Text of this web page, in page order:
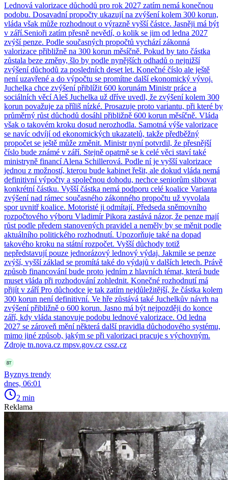
Lednová valorizace důchodů pro rok 2027 zatím nemá konečnou
podobu. Dosavadní propočty ukazují na zvýšení kolem 300 korun,
vláda však může rozhodnout o výrazně vyšší částce. Jasněji má být
v září.Senioři zatím přesně nevědí, o kolik se jim od ledna 2027
zvýší penze. Podle současných propočtů vychází zákonná
valorizace přibližně na 300 korun měsíčně. Pokud by tato částka
zůstala beze změny, šlo by podle nynějších odhadů o nejnižší
zvýšení důchodů za posledních deset let. Konečné číslo ale ještě
není uzavřené a do výpočtu se promítne další ekonomický vývoj.
Juchelka chce zvýšení přiblížit 600 korunám Ministr práce a
sociálních věcí Aleš Juchelka už dříve uvedl, že zvýšení kolem 300
korun považuje za příliš nízké. Prosazuje proto variantu, při které by
průměrný růst důchodů dosáhl přibližně 600 korun měsíčně. Vláda
však o takovém kroku dosud nerozhodla. Samotná výše valorizace
se navíc odvíjí od ekonomických ukazatelů, takže předběžný
propočet se ještě může změnit. Ministr nyní potvrdil, že přesnější
číslo bude známé v září. Stejně opatrně se k celé věci staví také
ministryně financí Alena Schillerová. Podle ní je vyšší valorizace
jednou z možností, kterou bude kabinet řešit, ale dokud vláda nemá
definitivní výpočty a společnou dohodu, nechce seniorům slibovat
konkrétní částku. Vyšší částka nemá podporu celé koalice Varianta
zvýšení nad rámec současného zákonného propočtu už vyvolala
spor uvnitř koalice. Motoristé ji odmítají. Předseda sněmovního
rozpočtového výboru Vladimír Pikora zastává názor, že penze mají
růst podle předem stanovených pravidel a neměly by se měnit podle
aktuálního politického rozhodnutí. Upozorňuje také na dopad
takového kroku na státní rozpočet. Vyšší důchody totiž
nepředstavují pouze jednorázový lednový výdaj. Jakmile se penze
zvýší, vyšší základ se promítá také do výdajů v dalších letech. Právě
způsob financování bude proto jedním z hlavních témat, která bude
muset vláda při rozhodování zohlednit. Konečné rozhodnutí má
přijít v září Pro důchodce je tak zatím nejdůležitější, že částka kolem
300 korun není definitivní. Ve hře zůstává také Juchelkův návrh na
zvýšení přibližně o 600 korun. Jasno má být nejpozději do konce
září, kdy vláda stanovuje podobu lednové valorizace. Od ledna
2027 se zároveň mění některá další pravidla důchodového systému,
mimo jiné způsob, jakým se při valorizaci pracuje s výchovným.
Zdroje tn.nova.cz mpsv.gov.cz cssz.cz
Byznys trendy
dnes, 06:01
2 min
Reklama